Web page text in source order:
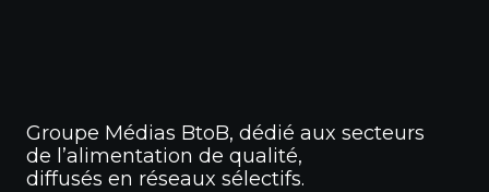
Groupe Médias BtoB, dédié aux secteurs
de l’alimentation de qualité,
diffusés en réseaux sélectifs.